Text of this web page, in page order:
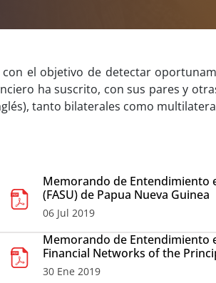
el objetivo de detectar
ha suscrito, con sus pares y
tanto bilaterales como
Memorando de Entendimiento
(FASU) de Papua Nueva Guinea
06 Jul 2019
Memorando de Entendimiento
Financial Networks of the
30 Ene 2019